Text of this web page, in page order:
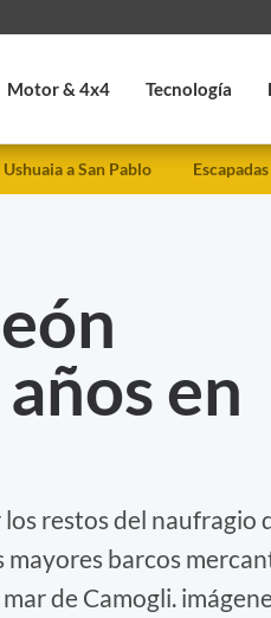
Motor & 4x4 Tecnología
Ushuaia a San Pablo
en
restos del naufragio
mayores barcos
de Camogli.